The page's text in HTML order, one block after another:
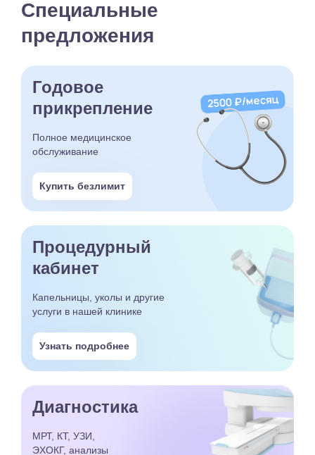
Специальные
предложения
Годовое
прикрепление
Полное медицинское
обслуживание
Купить безлимит
Процедурный
кабинет
Капельницы, уколы и другие
услуги в нашей клинике
Узнать подробнее
Диагностика
МРТ, КТ, УЗИ,
ЭХОКГ, анализы